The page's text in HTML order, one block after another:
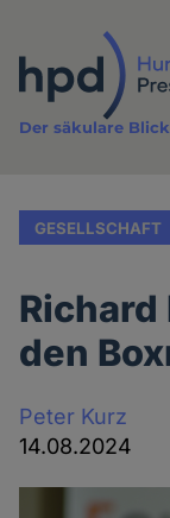
Inhalt
Der säkulare
GESELLSCHAFT
den
Peter Kurz
14.08.2024